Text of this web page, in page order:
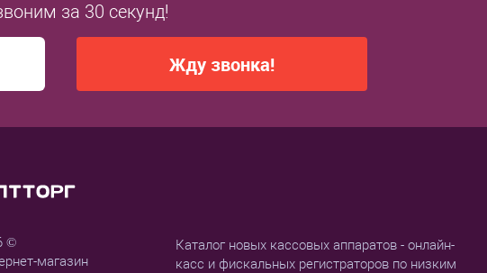
за 30 секунд!
Жду звонка!
©
магазин
Каталог новых кассовых аппаратов - онлайн-
касс и фискальных регистраторов по низким